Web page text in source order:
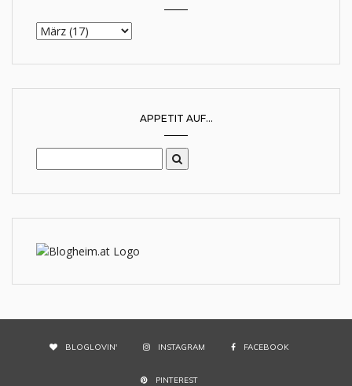
APPETIT AUF...
BLOGLOVIN' INSTAGRAM FACEBOOK
PINTEREST